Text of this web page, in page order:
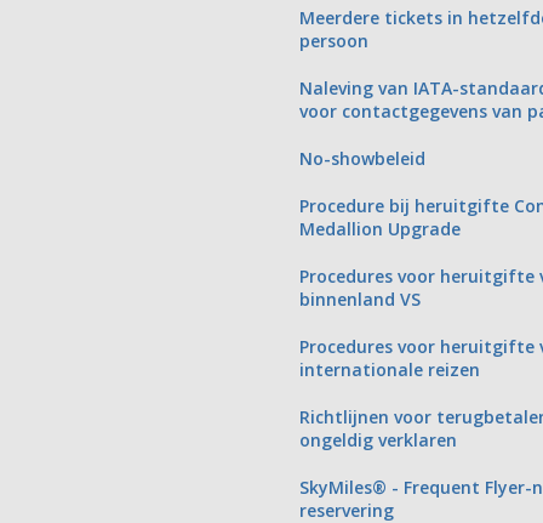
Meerdere tickets in
persoon
Naleving van IATA-
voor contactgegevens van
No-showbeleid
Procedure bij heruitgifte
Medallion Upgrade
Procedures voor heruitgifte
binnenland VS
Procedures voor heruitgifte
internationale reizen
Richtlijnen voor
ongeldig verklaren
SkyMiles® - Frequent Flyer-
reservering